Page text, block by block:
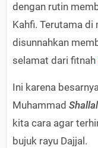
dengan rutin
Kahfi. Terutama
disunnahkan
selamat dari fitnah
Ini karena
Muhammad
kita cara agar
bujuk rayu Dajjal.